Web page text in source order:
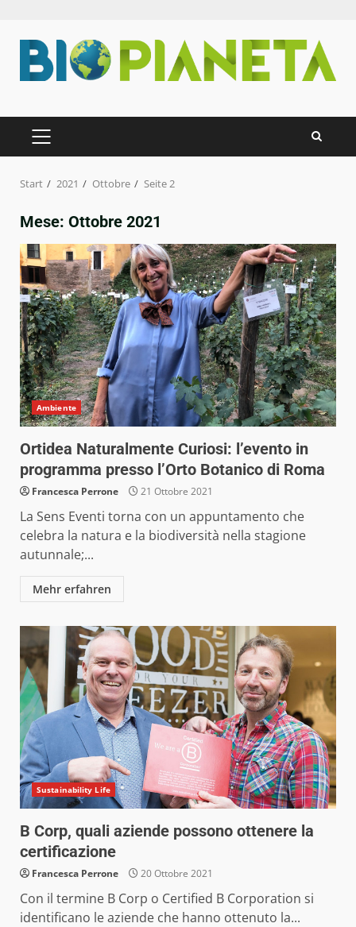
Inhalt
springen
PRIMÄRES
MENÜ
Start 2021 Ottobre Seite 2
Mese: Ottobre 2021
Ambiente
Ortidea Naturalmente Curiosi: l’evento in
programma presso l’Orto Botanico di Roma
Francesca Perrone 21 Ottobre 2021
La Sens Eventi torna con un appuntamento che
celebra la natura e la biodiversità nella stagione
autunnale;...
Mehr erfahren
Sustainability Life
B Corp, quali aziende possono ottenere la
certificazione
Francesca Perrone 20 Ottobre 2021
Con il termine B Corp o Certified B Corporation si
identificano le aziende che hanno ottenuto la...